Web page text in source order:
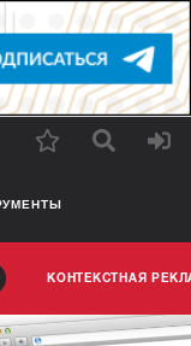
КОНТЕКСТНАЯ